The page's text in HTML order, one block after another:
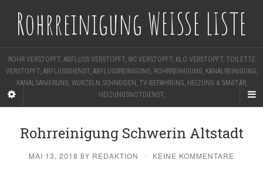
Rohrreinigung WEISSE LISTE
ROHR VERSTOPFT, ABFLUSS VERSTOPFT, WC VERSTOPFT, KLO VERSTOPFT, TOILETTE
VERSTOPFT, ABFLUSSDIENST, ABFLUSSREINIGUNG, ROHRREINIGUNG, KANALREINIGUNG,
KANALSANIERUNG, WURZELN SCHNEIDEN, TV-BEFAHRUNG, HEIZUNG & SANITÄR,
HEIZUNGSNOTDIENST,
Rohrreinigung Schwerin Altstadt
MAI 13, 2018 BY REDAKTION · KEINE KOMMENTARE